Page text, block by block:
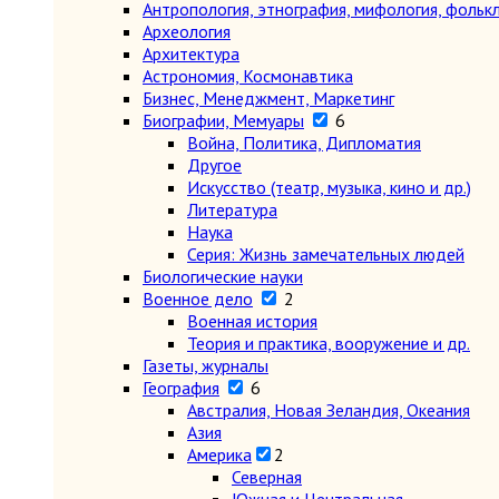
Антропология, этнография, мифология,
Археология
Архитектура
Астрономия, Космонавтика
Бизнес, Менеджмент, Маркетинг
Биографии, Мемуары
6
Война, Политика, Дипломатия
Другое
Искусство (театр, музыка, кино и др.)
Литература
Наука
Серия: Жизнь замечательных людей
Биологические науки
Военное дело
2
Военная история
Теория и практика, вооружение и др.
Газеты, журналы
География
6
Австралия, Новая Зеландия, Океания
Азия
Америка
2
Северная